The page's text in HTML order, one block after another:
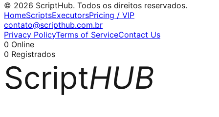
© 2026 ScriptHub. Todos os direitos reservados.
HomeScriptsExecutorsPricing / VIP
contato@scripthub.com.br
Privacy PolicyTerms of ServiceContact Us
0 Online
0 Registrados
ScriptHUB